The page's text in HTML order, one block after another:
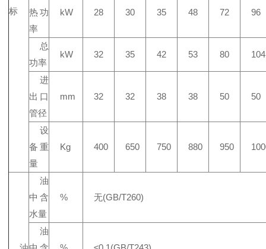
标
热功
率
kW 28 30 35 48 72 96
总
功率
kW 32 35 42 53 80 104
进
出口
管径
mm 32 32 38 38 50 50
设
备重
量
Kg 400 650 750 880 950
油
中含
水量
% 无(GB/T260)
油